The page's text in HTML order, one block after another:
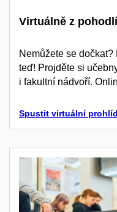
Virtuálně z
Nemůžete se dočkat?
teď! Projděte si
i fakultní nádvoří.
Spustit virtuální